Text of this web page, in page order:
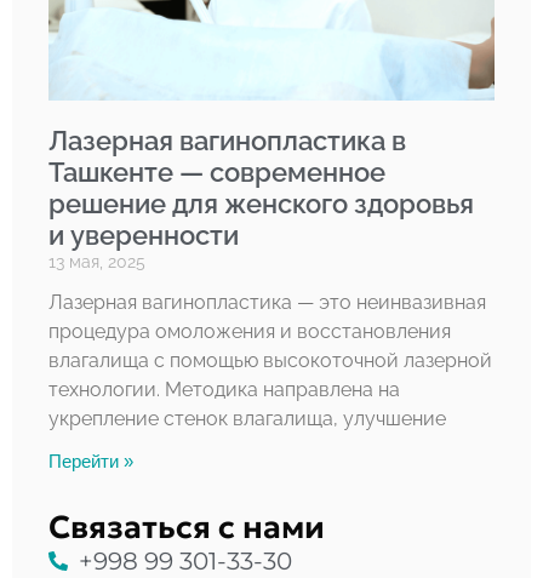
Лазерная вагинопластика в
Ташкенте — современное
решение для женского здоровья
и уверенности
13 мая, 2025
Лазерная вагинопластика — это неинвазивная
процедура омоложения и восстановления
влагалища с помощью высокоточной лазерной
технологии. Методика направлена на
укрепление стенок влагалища, улучшение
Перейти »
Связаться с нами
+998 99 301-33-30